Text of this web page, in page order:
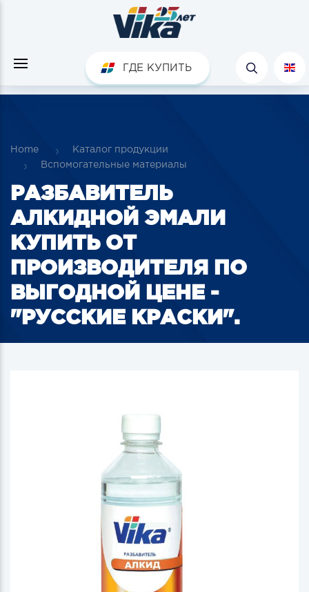
ГДЕ КУПИТЬ
Home
Каталог продукции
Вспомогательные материалы
РАЗБАВИТЕЛЬ
АЛКИДНОЙ ЭМАЛИ
КУПИТЬ ОТ
ПРОИЗВОДИТЕЛЯ ПО
ВЫГОДНОЙ ЦЕНЕ -
"РУССКИЕ КРАСКИ".